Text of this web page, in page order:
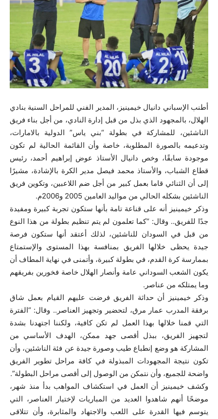
أطنب الإسباني دانيال خيمينيز، المدير الفني للمراحل السنية بنادي
الهلال، بالمجهود الذي بذل من قبل إدارة النادي، من أجل بناء فريق
الناشئين، للمشاركة في بطولة “بني ياس” الدولية بالامارات،
وتدعيمه بالصورة المطلوبة، خاصة وأن القائمة الحالية لم تكون
موجودة سابقًا، وخص دانيال الأستاذ عوض إبراهيم أحمد، رئيس
قطاع الشباب، والأستاذ محمد فيصل مدير الكرة بالإشادة، مشيرًا
إلى أن الثنائي قاما بعمل كبير من أجل ضم اللاعبين، وتكوين فريق
الناشئين بشكله الحالي من مواليد العامين 2005 و2006م.
وذكر خيمينيز أنه على قناعة تامة بأنها ستكون تجربة كبيرة ومفيدة
جدًا للفريق.. وقال: “كما تعلمون لم يتم تنظيم بطولة من هذا النوع
من قبل في السودان للناشئين، لذلك أعتقد أنها ستكون فرصة
جيدة يحظى خلالها الفريق بمنافسة بهذا المستوى والإستمتاع
بممارسة كرة القدم، في بطولة كبيرة، وأتمنى في نهاية المطاف أن
يكون الشعب السوداني عامة وأنصار الهلال خاصة فخورين بفريقهم
وما يمتلكه من عناصر.
وذكر خيمينيز أن حداثة الفريق فرضت عليهم القيام بعمل شاق
برفقة المدرب عمار مرق، لتحضير وتجهيز العناصر.. وقال: “الفترة
التي قمنا خلالها بهذا العمل لم تكن كافية، ولكننا اجتهدنا بشدة
لتجهيز الفريق، ببذل أقصى جهد ممكن، الهدف الأساسي من
المشاركة هو وضع إنطباع طيب وصورة جيدة عن فئة الناشئين، وأن
تكون نتيجة المجهودات المبذولة في كافة مراحل تطوير الفريق
واضحة للجميع، وأن نتمكن من الوصول إلى أقصى مراحل البطولة”.
وكشف خيمينيز أن العمل في استكشاف المواهب بدأ منذ شهر،
موضحًا أنهم شاهدوا العديد من المباريات لإختيار العناصر، التي
يتوسم فيها القدرة على اللعب والاجتهاد والمثابرة، وأن تتلاقى